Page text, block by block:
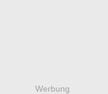
Werbung